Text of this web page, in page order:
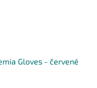
Gloves - červené